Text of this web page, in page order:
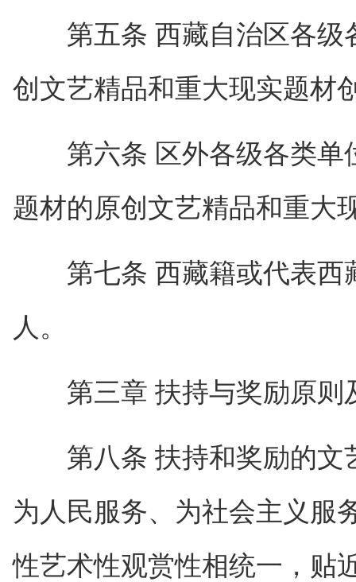
第五条 西藏自治区各级
创文艺精品和重大现实题材
第六条 区外各级各类单
题材的原创文艺精品和重大
第七条 西藏籍或代表西
人。
第三章 扶持与奖励原则
第八条 扶持和奖励的文
为人民服务、为社会主义服
性艺术性观赏性相统一，贴